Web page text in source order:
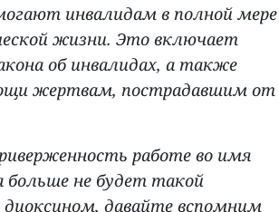
инвалидам в полной мере
жизни. Это включает
об инвалидах, а также
жертвам, пострадавшим от
работе во имя
больше не будет такой
давайте вспомним